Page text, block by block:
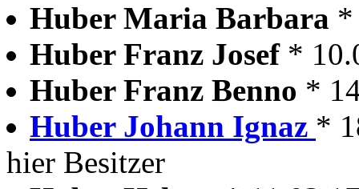
Huber Maria Barbara *
Huber Franz Josef *
Huber Franz Benno *
Huber Johann Ignaz *
hier Besitzer